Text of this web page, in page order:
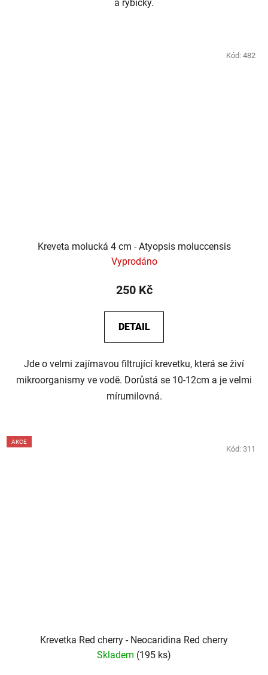
a rybičky.
Kreveta molucká 4 cm - Atyopsis moluccensis
Vyprodáno
250 Kč
DETAIL
Jde o velmi zajímavou filtrující krevetku, která se živí
mikroorganismy ve vodě. Dorůstá se 10-12cm a je velmi
mírumilovná.
Kód: 482
AKCE
Krevetka Red cherry - Neocaridina Red cherry
Skladem (195 ks)
Kód: 311